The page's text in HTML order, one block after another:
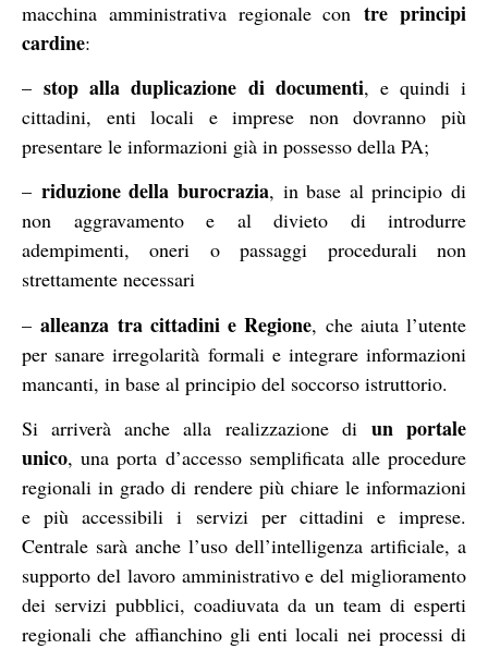
macchina amministrativa regionale contre principi
cardine:
–stop alla duplicazione di documenti, e quindi i
cittadini, enti locali e imprese non dovranno più
presentare le informazioni già in possesso della PA;
– riduzione della burocrazia, in base al principio di
non aggravamento e al divieto di introdurre
adempimenti, oneri o passaggi procedurali non
strettamente necessari
–alleanza tra cittadini e Regione, che aiuta l’utente
per sanare irregolarità formali e integrare informazioni
mancanti, in base al principio del soccorso istruttorio.
Si arriverà anche alla realizzazione di un portale
unico, una porta d’accesso semplificata alle procedure
regionali in grado di rendere più chiare le informazioni
e più accessibili i servizi per cittadini e imprese.
Centrale sarà anche l’uso dell’intelligenza artificiale, a
supporto del lavoro amministrativo e del miglioramento
dei servizi pubblici, coadiuvata da un team di esperti
regionali che affianchino gli enti locali nei processi di